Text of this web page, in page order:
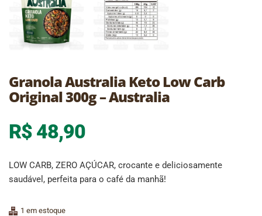
Granola Australia Keto Low Carb
Original 300g – Australia
R$ 48,90
LOW CARB, ZERO AÇÚCAR, crocante e deliciosamente
saudável, perfeita para o café da manhã!
1 em estoque